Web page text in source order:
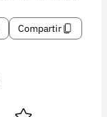
Compartir